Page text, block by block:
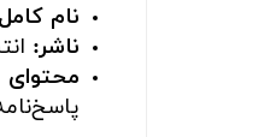
نام
ناشر: